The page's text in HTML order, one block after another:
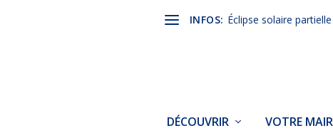
INFOS: Éclipse solaire
DÉCOUVRIR VOTRE